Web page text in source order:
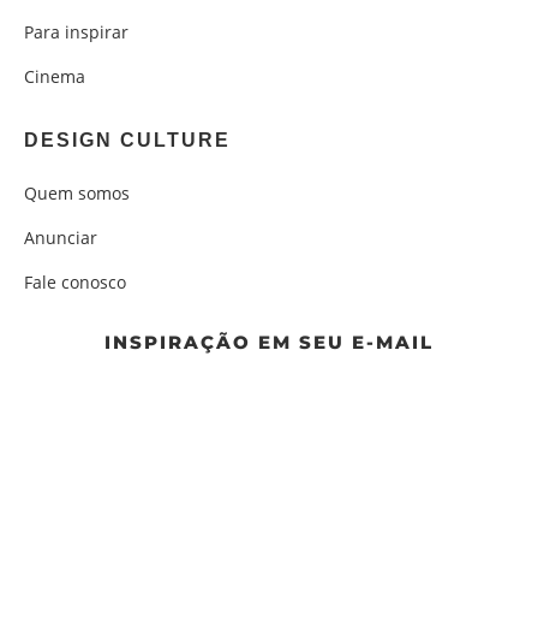
Para inspirar
Cinema
DESIGN CULTURE
Quem somos
Anunciar
Fale conosco
INSPIRAÇÃO EM SEU E-MAIL